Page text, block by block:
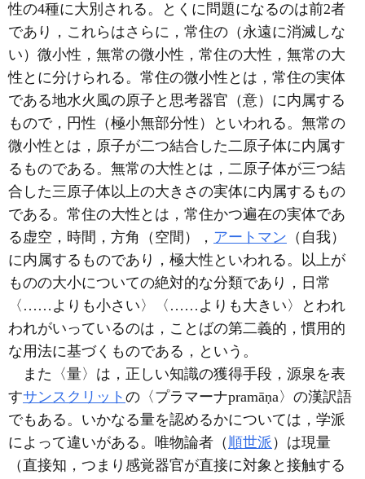
性の4種に大別される。とくに問題になるのは前2者
であり，これらはさらに，常住の（永遠に消滅しな
い）微小性，無常の微小性，常住の大性，無常の大
性とに分けられる。常住の微小性とは，常住の実体
である地水火風の原子と思考器官（意）に内属する
もので，円性（極小無部分性）といわれる。無常の
微小性とは，原子が二つ結合した二原子体に内属す
るものである。無常の大性とは，二原子体が三つ結
合した三原子体以上の大きさの実体に内属するもの
である。常住の大性とは，常住かつ遍在の実体であ
る虚空，時間，方角（空間）， アートマン （自我）
に内属するものであり，極大性といわれる。以上が
ものの大小についての絶対的な分類であり，日常
〈……よりも小さい〉〈……よりも大きい〉とわれ
われがいっているのは，ことばの第二義的，慣用的
な用法に基づくものである，という。
また〈量〉は，正しい知識の獲得手段，源泉を表
すサンスクリット の〈プラマーナpramāṇa〉の漢訳語
でもある。いかなる量を認めるかについては，学派
によって違いがある。唯物論者（ 順世派 ）は現量
（直接知，つまり感覚器官が直接に対象と接触する